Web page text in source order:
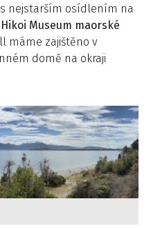
nejstarším osídlením na
Hikoi Museum maorské
máme zajištěno v
domě na okraji